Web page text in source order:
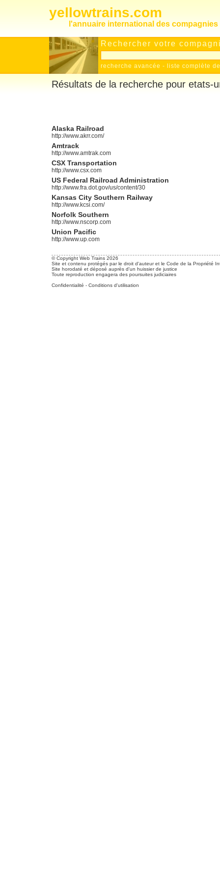
yellowtrains.com
l'annuaire international des
Rechercher votre
recherche avancée - liste complète
Résultats de la recherche pour etats-
Alaska Railroad
http://www.akrr.com/
Amtrack
http://www.amtrak.com
CSX Transportation
http://www.csx.com
US Federal Railroad Administration
http://www.fra.dot.gov/us/content/30
Kansas City Southern Railway
http://www.kcsi.com/
Norfolk Southern
http://www.nscorp.com
Union Pacific
http://www.up.com
© Copyright Web Trains 2026
Site et contenu protégés par le droit d'auteur et le Code de la Propriété
Site horodaté et déposé auprès d'un huissier de justice
Toute reproduction engagera des poursuites judiciaires
Confidentialité - Conditions d'utilisation